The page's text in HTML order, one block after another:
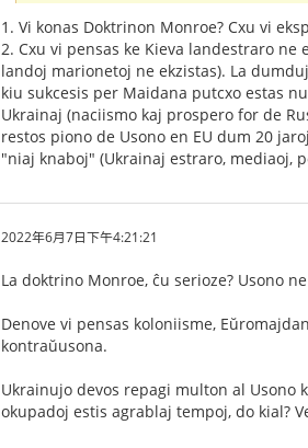
1. Vi konas Doktrinon Monroe? Cxu vi
2. Cxu vi pensas ke Kieva landestraro
landoj marionetoj ne ekzistas). La
kiu sukcesis per Maidana putcxo estas
Ukrainaj (naciismo kaj prospero for de
restos piono de Usono en EU dum 20
"niaj knaboj" (Ukrainaj estraro, mediaoj,
2022年6月7日下午4:21:21
La doktrino Monroe, ĉu serioze? Usono
Denove vi pensas koloniisme,
kontraŭusona.
Ukrainujo devos repagi multon al Usono
okupadoj estis agrablaj tempoj, do kial?